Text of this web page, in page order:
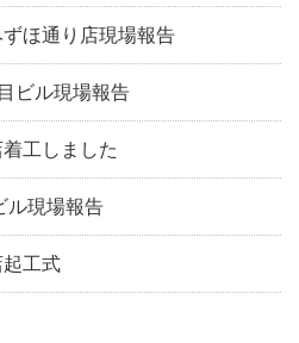
ほ通り店現場報告
ビル現場報告
工しました
ル現場報告
工式